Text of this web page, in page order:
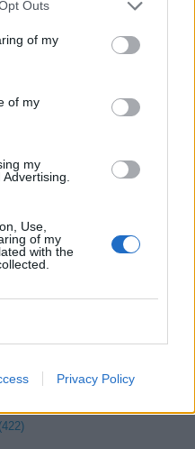
Outs
of my
of my
my
Use,
of my
with the
Privacy Policy
(169)
(103)
(49)
(189)
(347)